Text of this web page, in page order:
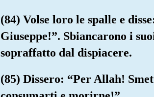
(84) Volse loro le spalle e
Giuseppe!”. Sbiancarono i
sopraffatto dal dispiacere.
(85) Dissero: “Per Allah!